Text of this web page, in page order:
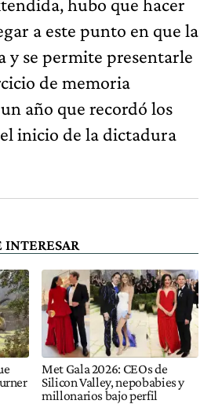
hubo que hacer
a este punto en que la
y se permite presentarle
de memoria
año que recordó los
inicio de la dictadura
Met Gala 2026: CEOs de
Silicon Valley, nepobabies y
millonarios bajo perfil